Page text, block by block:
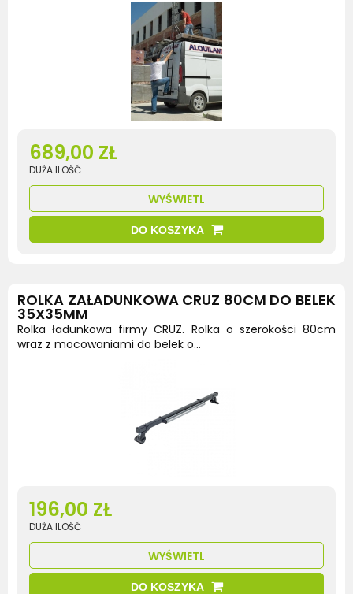
689,00 ZŁ
DUŻA ILOŚĆ
WYŚWIETL
DO KOSZYKA
ROLKA ZAŁADUNKOWA CRUZ 80CM DO BELEK
35X35MM
Rolka ładunkowa firmy CRUZ. Rolka o szerokości 80cm
wraz z mocowaniami do belek o...
196,00 ZŁ
DUŻA ILOŚĆ
WYŚWIETL
DO KOSZYKA